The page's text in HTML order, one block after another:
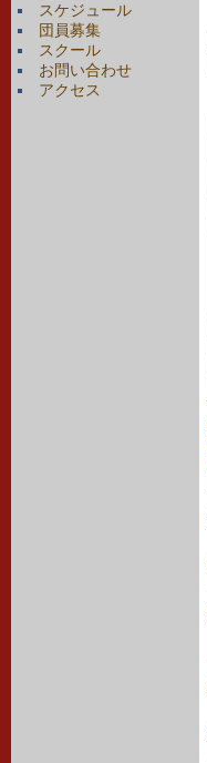
スケジュール
団員募集
スクール
お問い合わせ
アクセス